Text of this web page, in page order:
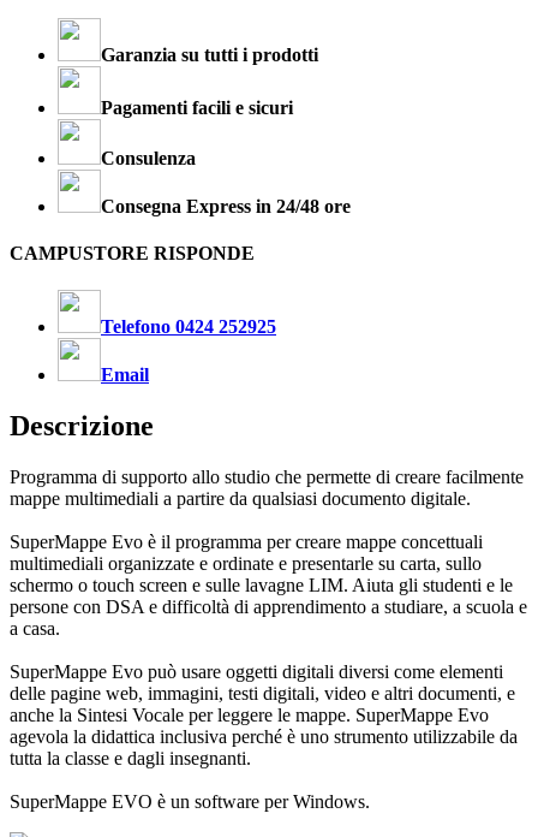
Garanzia su tutti i prodotti
Pagamenti facili e sicuri
Consulenza
Consegna Express in 24/48 ore
CAMPUSTORE RISPONDE
Telefono 0424 252925
Email
Descrizione
Programma di supporto allo studio che permette di creare facilmente
mappe multimediali a partire da qualsiasi documento digitale.
SuperMappe Evo è il programma per creare mappe concettuali
multimediali organizzate e ordinate e presentarle su carta, sullo
schermo o touch screen e sulle lavagne LIM. Aiuta gli studenti e le
persone con DSA e difficoltà di apprendimento a studiare, a scuola e
a casa.
SuperMappe Evo può usare oggetti digitali diversi come elementi
delle pagine web, immagini, testi digitali, video e altri documenti, e
anche la Sintesi Vocale per leggere le mappe. SuperMappe Evo
agevola la didattica inclusiva perché è uno strumento utilizzabile da
tutta la classe e dagli insegnanti.
SuperMappe EVO è un software per Windows.